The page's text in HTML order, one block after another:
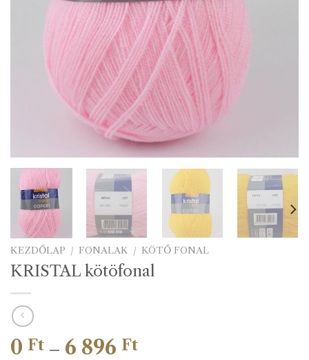
KEZDŐLAP / FONALAK / KÖTŐ FONAL
KRISTAL kötöfonal
0 Ft – 6 896 FtÁrtartomány: